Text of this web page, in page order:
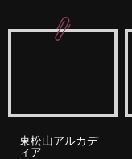
東松山アルカデ
ィア